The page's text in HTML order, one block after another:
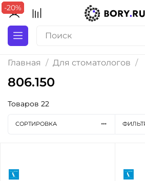
Главная Для стоматологов
806.150
Товаров 22
СОРТИРОВКА
-20%
-20%
-20%